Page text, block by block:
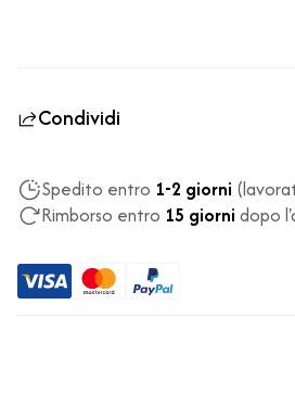
Condividi
Spedito entro 1-2 giorni
Rimborso entro 15 giorni dopo